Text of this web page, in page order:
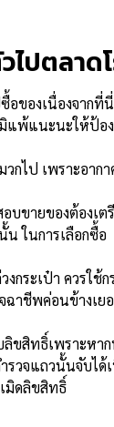
ไปตลาด
อของเนื่องจาก
แพ้แนะนะให้ป้อ
กไป เพราะอาก
บขายของต้องเต
ในการเลือกซื้อ
งกระเป๋า ควรใช้
ฉาชีพค่อนข้างเย
ลิขสิทธิ์เพราะหา
รวจแถวนั้นจับได้
มิดลิขสิทธิ์